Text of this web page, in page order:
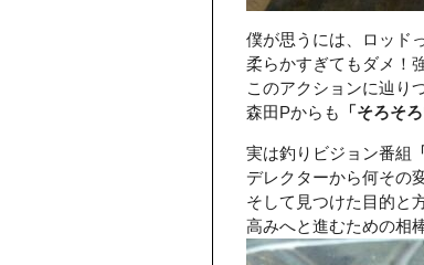
僕が思うには、ロッド
柔らかすぎてもダメ！
このアクションに辿り
森田Pからも
「そろそ
実は釣りビジョン番組
デレクターから何その
そして見つけた目的と
高みへと進むための相